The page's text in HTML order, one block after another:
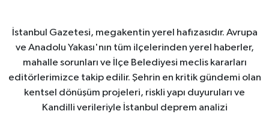
İstanbul Gazetesi, megakentin yerel hafızasıdır. Avrupa
ve Anadolu Yakası'nın tüm ilçelerinden yerel haberler,
mahalle sorunları ve İlçe Belediyesi meclis kararları
editörlerimizce takip edilir. Şehrin en kritik gündemi olan
kentsel dönüşüm projeleri, riskli yapı duyuruları ve
Kandilli verileriyle İstanbul deprem analizi